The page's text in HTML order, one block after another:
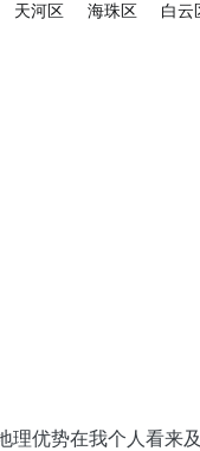
天河区 海珠区 白云
优势在我个人看来